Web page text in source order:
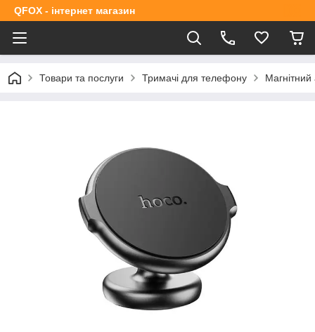
QFOX - інтернет магазин
Товари та послуги Тримачі для телефону